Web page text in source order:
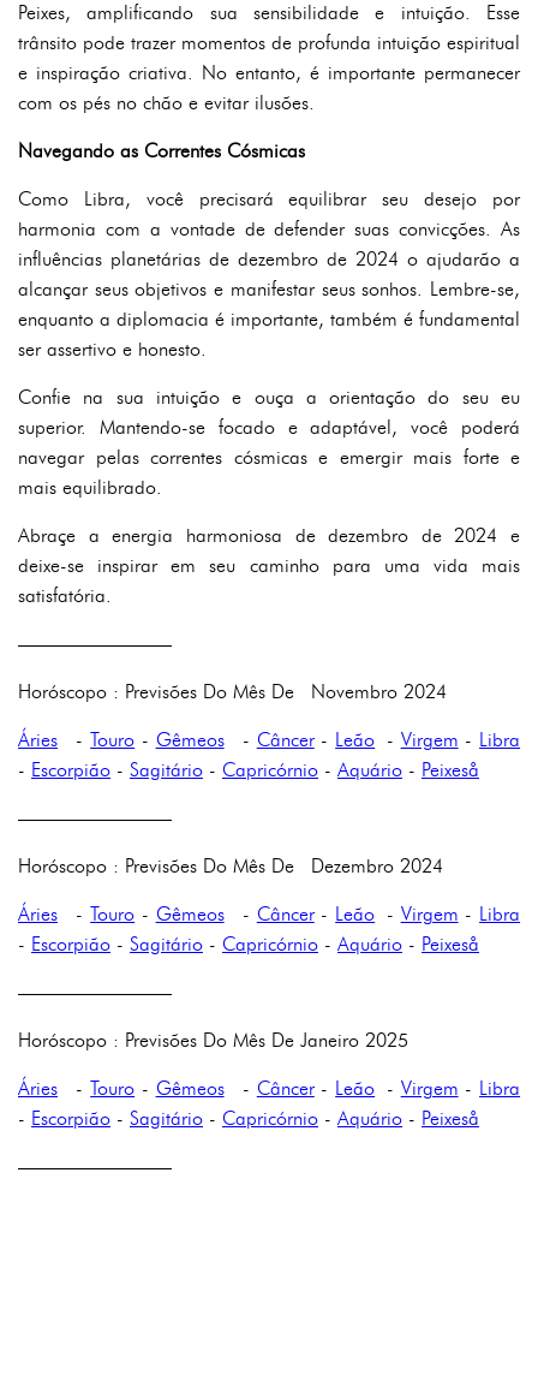
Peixes, amplificando sua sensibilidade e intuição. Esse
trânsito pode trazer momentos de profunda intuição espiritual
e inspiração criativa. No entanto, é importante permanecer
com os pés no chão e evitar ilusões.
Navegando as Correntes Cósmicas
Como Libra, você precisará equilibrar seu desejo por
harmonia com a vontade de defender suas convicções. As
influências planetárias de dezembro de 2024 o ajudarão a
alcançar seus objetivos e manifestar seus sonhos. Lembre-se,
enquanto a diplomacia é importante, também é fundamental
ser assertivo e honesto.
Confie na sua intuição e ouça a orientação do seu eu
superior. Mantendo-se focado e adaptável, você poderá
navegar pelas correntes cósmicas e emergir mais forte e
mais equilibrado.
Abraçe a energia harmoniosa de dezembro de 2024 e
deixe-se inspirar em seu caminho para uma vida mais
satisfatória.
————————
Horóscopo : Previsões Do Mês De Novembro 2024
Áries -Touro - Gêmeos- Câncer- Leão - Virgem - Libra
- Escorpião - Sagitário - Capricórnio - Aquário - Peixeså
————————
Horóscopo : Previsões Do Mês De Dezembro 2024
Áries -Touro - Gêmeos- Câncer- Leão - Virgem - Libra
- Escorpião - Sagitário - Capricórnio - Aquário - Peixeså
————————
Horóscopo : Previsões Do Mês De Janeiro 2025
Áries -Touro - Gêmeos- Câncer- Leão - Virgem - Libra
- Escorpião - Sagitário - Capricórnio - Aquário - Peixeså
————————